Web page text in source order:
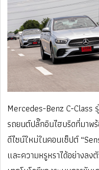
Mercedes-Benz C-Class
รถยนต์ปลั๊กอินไฮบริดที่มา
ดีไซน์ใหม่ในคอนเซ็ปต์
และความหรูหราได้อย่างล